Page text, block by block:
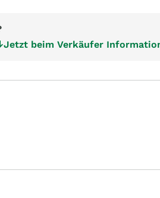
Jetzt beim Verkäufer